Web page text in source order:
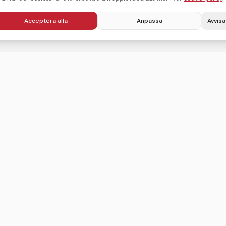
Acceptera alla Anpassa Avvisa